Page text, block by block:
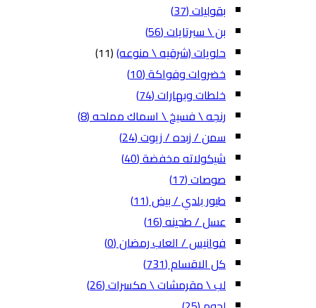
بقوليات(37)
بن \ سبرتايات(56)
حلويات (شرقيه \ منوعه)(11)
خضروات وفواكة(10)
خلطات وبهارات(74)
رنجه \ فسيخ \ اسماك مملحه(8)
سمن / زبده / زيوت(24)
شيكولاته مخفضة(40)
صوصات(17)
طيور بلدي / بيض(11)
عسل / طحينه(16)
فوانيس / العاب رمضان(0)
كل الاقسام(731)
لب \ مقرمشات \ مكسرات(26)